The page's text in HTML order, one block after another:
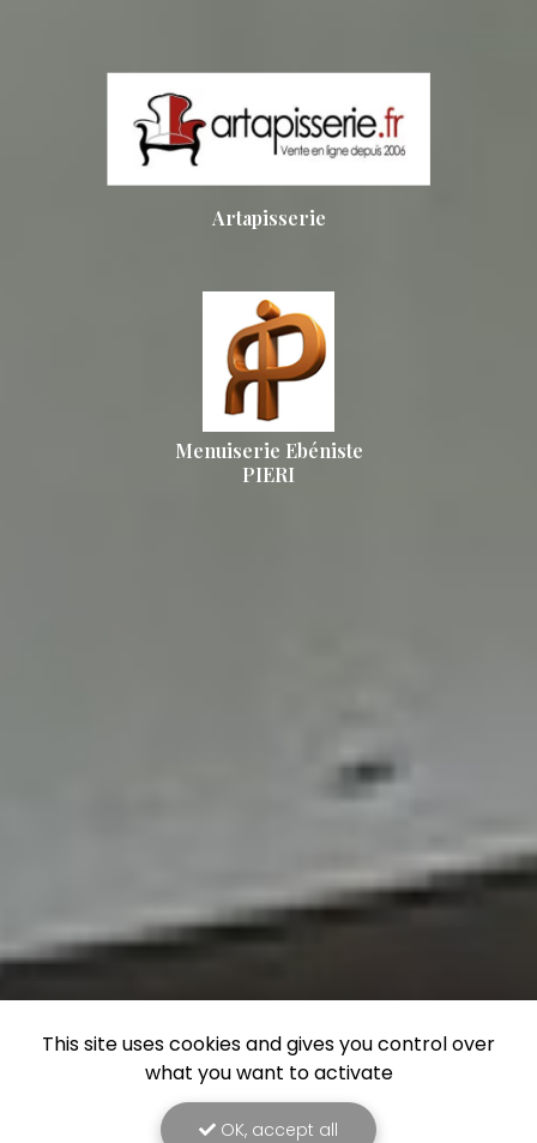
Artapisserie
Menuiserie Ebéniste
PIERI
This site uses cookies and gives you control over
what you want to activate
OK, accept all